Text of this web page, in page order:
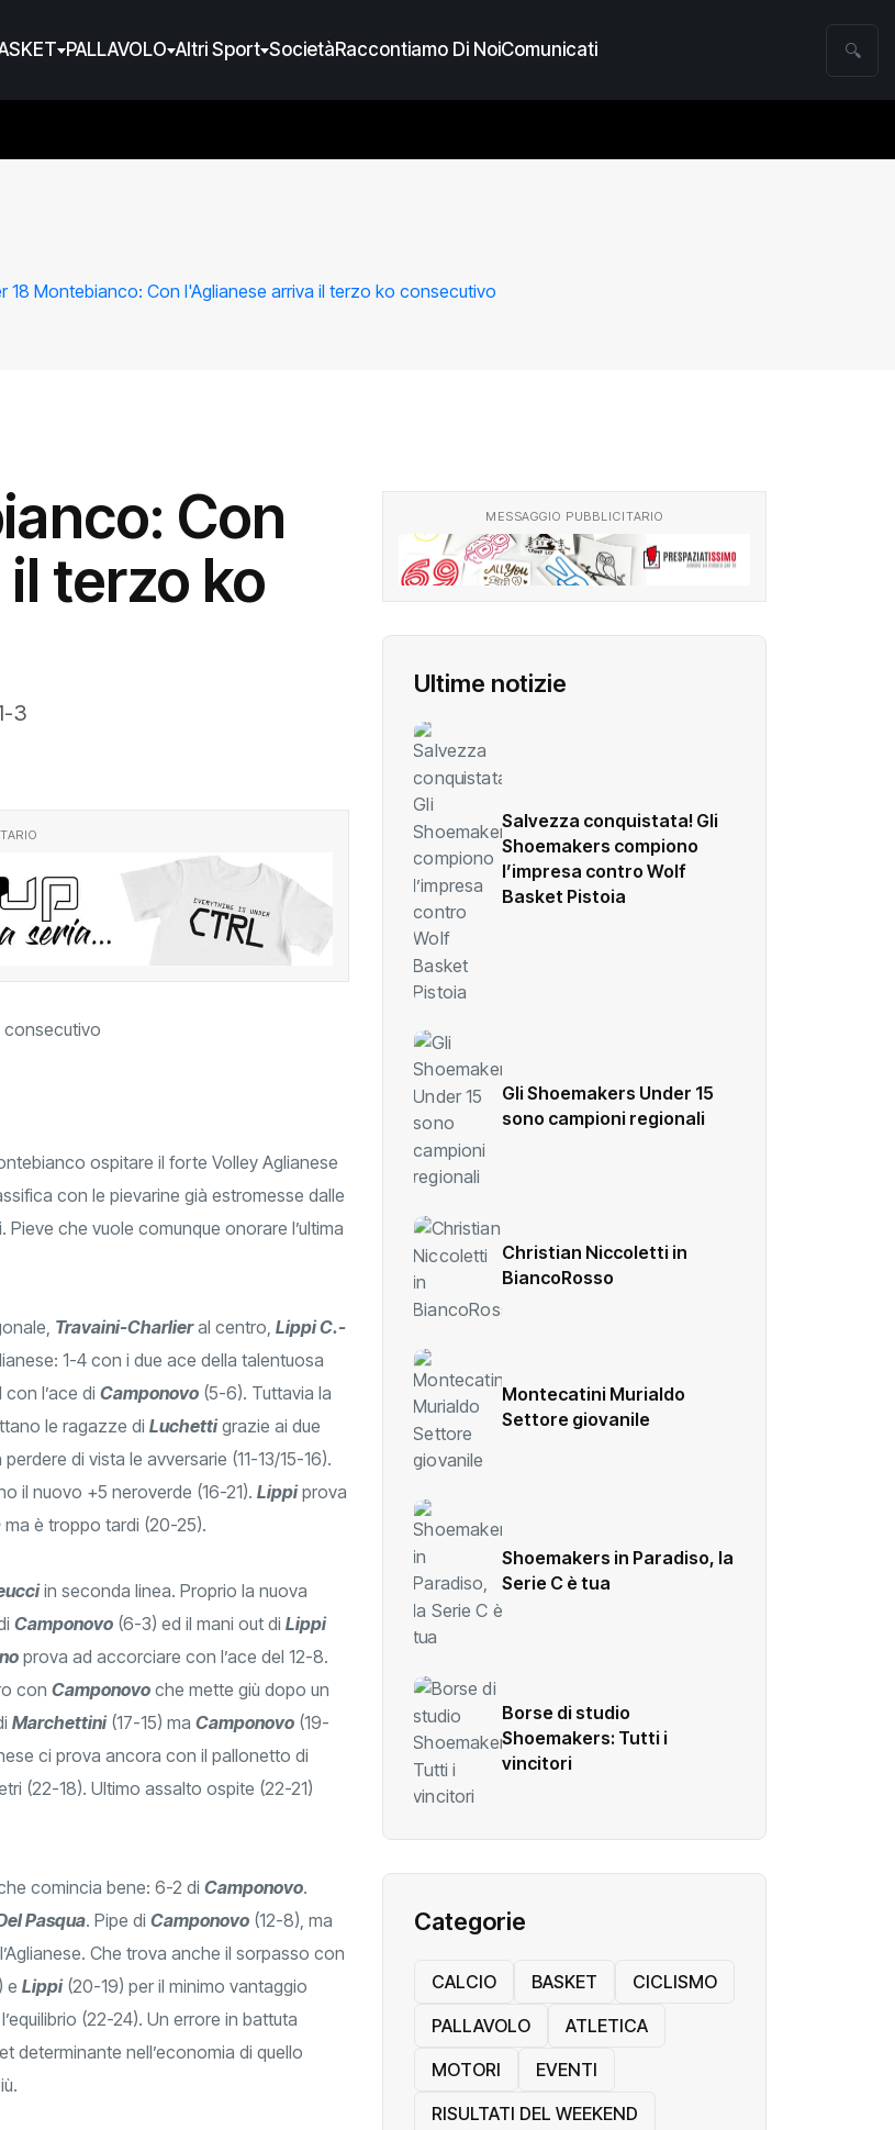
PALLAVOLO Altri Sport SocietàRaccontiamo Di NoiComunicati 🔍
18 Montebianco: Con l'Aglianese arriva il terzo ko consecutivo
Con
terzo ko
3
ospitare il forte Volley Aglianese
con le pievarine già estromesse dalle
che vuole comunque onorare l’ultima
Travaini-Charlieral centro, Lippi C.-
1-4 con i due ace della talentuosa
l’ace di Camponovo (5-6). Tuttavia la
le ragazze di Luchettigrazie ai due
di vista le avversarie (11-13/15-16).
il nuovo +5 neroverde (16-21). Lippiprova
ma è troppo tardi (20-25).
in seconda linea. Proprio la nuova
Camponovo (6-3) ed il mani out di Lippi
prova ad accorciare con l’ace del 12-8.
con Camponovo che mette giù dopo un
Marchettini(17-15) ma Camponovo (19-
ci prova ancora con il pallonetto di
(22-18). Ultimo assalto ospite (22-21)
comincia bene: 6-2 di Camponovo.
Pasqua. Pipe di Camponovo (12-8), ma
Che trova anche il sorpasso con
e Lippi(20-19) per il minimo vantaggio
(22-24). Un errore in battuta
determinante nell’economia di quello
MESSAGGIO PUBBLICITARIO
Ultime notizie
Salvezza conquistata! Gli
Shoemakers compiono
l’impresa contro Wolf
Basket Pistoia
Gli Shoemakers Under 15
sono campioni regionali
Christian Niccoletti in
BiancoRosso
Montecatini Murialdo
Settore giovanile
Shoemakers in Paradiso, la
Serie C è tua
Borse di studio
Shoemakers: Tutti i
vincitori
Categorie
CALCIO BASKET
CICLISMO
PALLAVOLO
ATLETICA
MOTORI
EVENTI
RISULTATI DEL WEEKEND